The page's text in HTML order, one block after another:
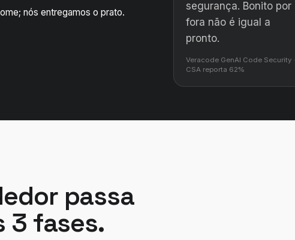
nós entregamos o prato.
segurança. Bonito por
fora não é igual a
pronto.
Veracode GenAI Code Security ·
CSA reporta 62%
passa
3 fases.